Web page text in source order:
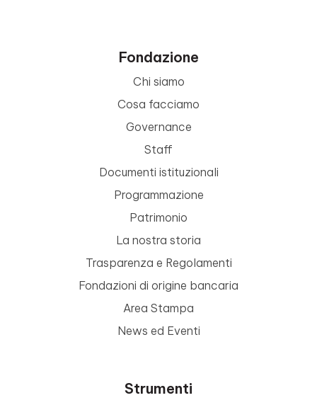
Fondazione
Chi siamo
Cosa facciamo
Governance
Staff
Documenti istituzionali
Programmazione
Patrimonio
La nostra storia
Trasparenza e Regolamenti
Fondazioni di origine bancaria
Area Stampa
News ed Eventi
Strumenti